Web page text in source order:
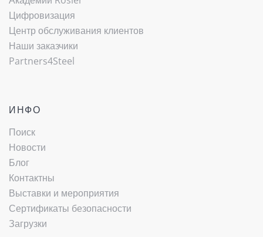
Цифровизация
Центр обслуживания клиентов
Наши заказчики
Partners4Steel
ИНФО
Поиск
Новости
Блог
Контактны
Выставки и мероприятия
Сертификаты безопасности
Загрузки